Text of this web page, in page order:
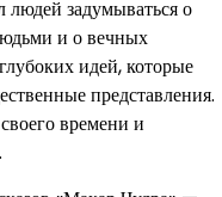
задумываться о
и о вечных
идей, которые
представления.
времени и